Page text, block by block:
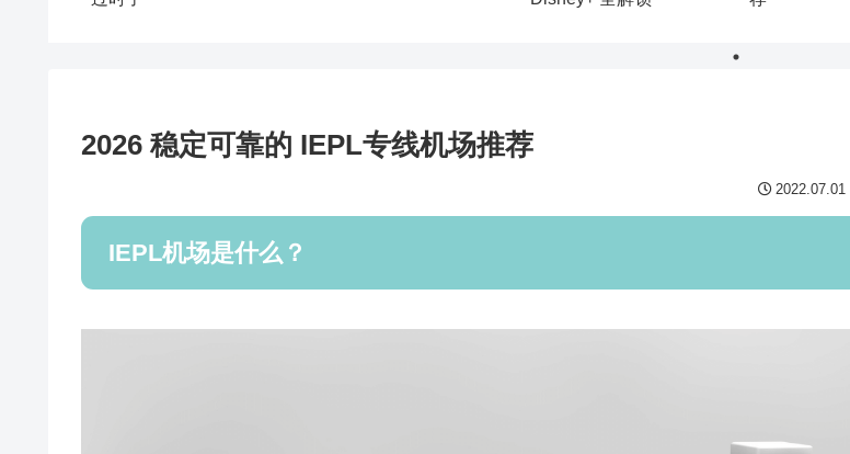
2026 稳定可靠的 IEPL专线机场推荐
2022.07.01
IEPL机场是什么？